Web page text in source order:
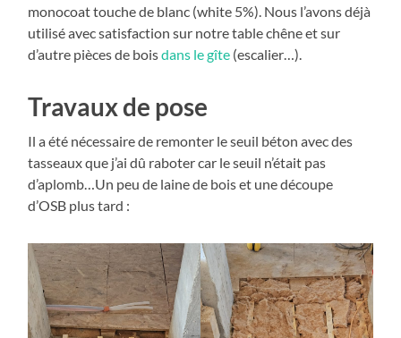
monocoat touche de blanc (white 5%). Nous l’avons déjà
utilisé avec satisfaction sur notre table chêne et sur
d’autre pièces de boisdans le gîte (escalier…).
Travaux de pose
Il a été nécessaire de remonter le seuil béton avec des
tasseaux que j’ai dû raboter car le seuil n’était pas
d’aplomb…Un peu de laine de bois et une découpe
d’OSB plus tard :